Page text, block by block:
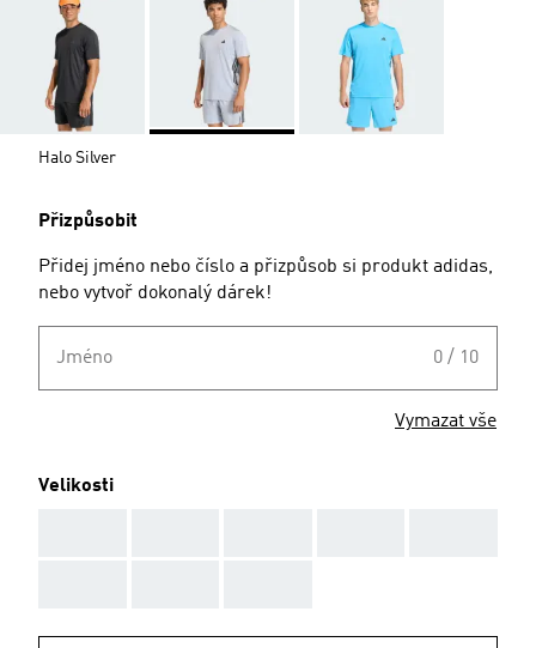
Halo Silver
Přizpůsobit
Přidej jméno nebo číslo a přizpůsob si produkt adidas,
nebo vytvoř dokonalý dárek!
Jméno 0 / 10
Vymazat vše
Velikosti